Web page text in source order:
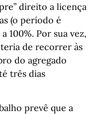
direito a licença
(o período é
100%. Por sua vez,
de recorrer às
do agregado
três dias
prevê que a